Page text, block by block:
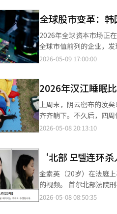
案、LG显示器等集团核心子公司大多
已难以生存。产品设计
工业秩序正在重塑。 LG将此视为不仅仅是数字化转型，而是改变制造业运营体系的问题。实际上，最近LG内部的氛
围是，AX不仅是某个IT组织
中区南山领导力中心召
累和扩散成果。”将AX
公式——谨慎审查和稳定运营，已难以跟上
家电公司，而是围绕暖
化和工业解决方案领域，LG正在加
能，而是提升制造竞争
池业务同样如此。由于
盈利能力的现实挑战。仅靠过去那种
本竞争力的获取。在这一过程
以生产效率和运营优化
的成本节约，成为电池产业生存竞争力的一部分。 在这一
全球股市变革：
2026年全球资本市场正
全球市值前列的企业，
和生物技术已成为新时
战略的关键产业。美国
经济最大的地缘政治风
全球市值排名中（截至5
位列全球第11位，这不
HBM和AI内存的竞争力
定整个AI产业性能和效
颈问题愈发严重。最终
济秩序。英伟达已成为
通过云计算在AI产业中
工艺技术成为全球半导
2026-05-09 17:00:00
2026年汉江睡眠
上周末，阴云密布的汝
齐齐躺下。不久后，四
户外，170人同时闭上了眼睛。 “汉江睡眠比赛”已举办至第三届。虽然听起来像是轻松的活动
勿打扰，除非是王子”
流露出温馨而奇特的景象。 比赛开始前，现场也有些小骚动。当偶像团体ONF的成员以选手身份出现时，
和相机快门声短暂打破
前显得平等。 记者也幸运地通过现场报名加入了比赛。由于预报名者中有人未能到场，记者得到了58号的号码。作
为一个长期面临睡眠不足的职业，能参与
2026-05-08 20:13:10
‘北部 모텔连环
金素英（20岁）在法庭上再次否认其罪行。 据《联合新闻》报道，
的视频。 首尔北部法院刑事合议14部（法官吴炳熙）当天举行了金素英的二次公审。金素英身穿囚服出庭。 当天的
证人询问为非公开进行，但
2026-05-08 08:50:35